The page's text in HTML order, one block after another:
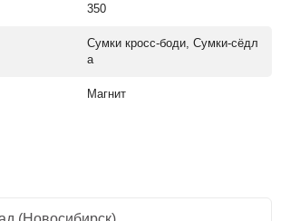
350
Сумки кросс-боди, Сумки-сёдл
а
Магнит